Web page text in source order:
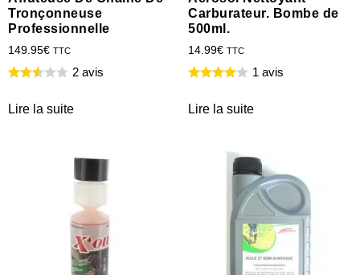
Tronçonneuse
Professionnelle
149.95€ TTC
2 avis
Lire la suite
Carburateur. Bombe de
500ml.
14.99€ TTC
1 avis
Lire la suite